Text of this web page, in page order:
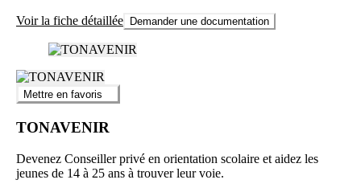
Voir la fiche détaillée Demander une documentation
Mettre en favoris
TONAVENIR
Devenez Conseiller privé en orientation scolaire et aidez les
jeunes de 14 à 25 ans à trouver leur voie.